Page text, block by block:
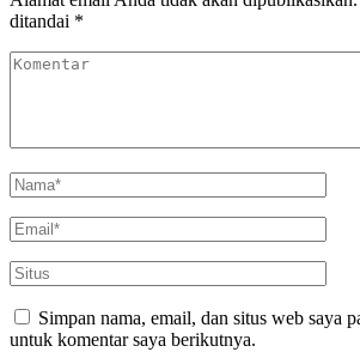
ditandai *
Simpan nama, email, dan situs web saya
untuk komentar saya berikutnya.